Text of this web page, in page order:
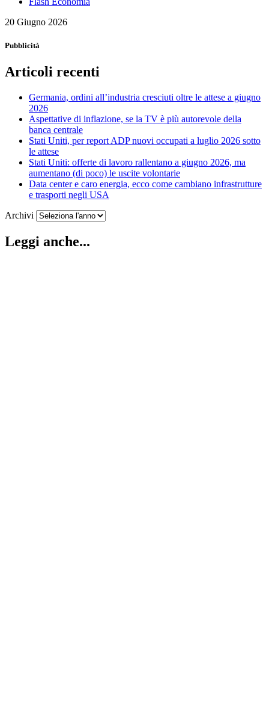
20 Giugno 2026
Pubblicità
Articoli recenti
Germania, ordini all’industria cresciuti oltre le attese a giugno
2026
Aspettative di inflazione, se la TV è più autorevole della
banca centrale
Stati Uniti, per report ADP nuovi occupati a luglio 2026 sotto
le attese
Stati Uniti: offerte di lavoro rallentano a giugno 2026, ma
aumentano (di poco) le uscite volontarie
Data center e caro energia, ecco come cambiano infrastrutture
e trasporti negli USA
Archivi
Leggi anche...